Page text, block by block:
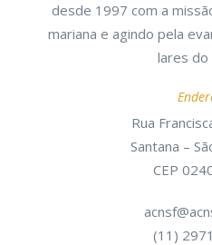
desde 1997 com a
mariana e agindo pela
lares do
Rua
Santana –
CEP
(11)